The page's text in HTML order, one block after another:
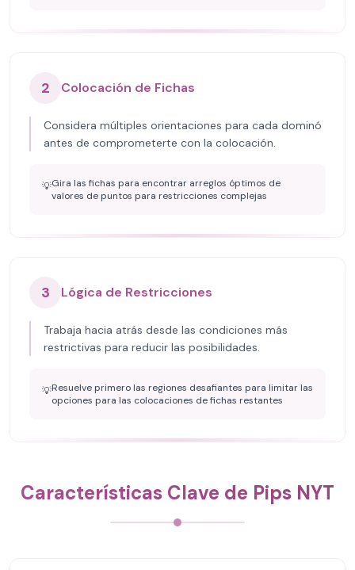
2 Colocación de Fichas
Considera múltiples orientaciones para cada dominó
antes de comprometerte con la colocación.
💡Gira las fichas para encontrar arreglos óptimos de
valores de puntos para restricciones complejas
3 Lógica de Restricciones
Trabaja hacia atrás desde las condiciones más
restrictivas para reducir las posibilidades.
💡Resuelve primero las regiones desafiantes para limitar las
opciones para las colocaciones de fichas restantes
Características Clave de Pips NYT